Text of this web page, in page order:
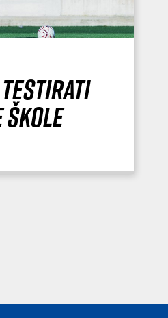
testirati
Škole